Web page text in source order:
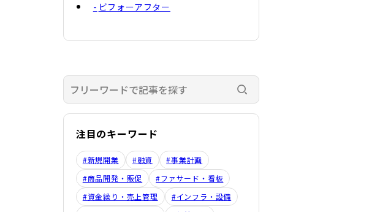
ビフォーアフター
検索する
注目のキーワード
#新規開業 #融資
#事業計画
#商品開発・販促
#ファサード・看板
#資金繰り・売上管理
#インフラ・設備